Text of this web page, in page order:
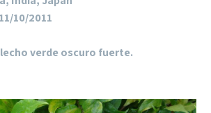
11/10/2011
verde oscuro fuerte.